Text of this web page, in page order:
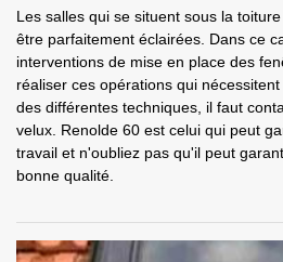
Les salles qui se situent sous la
être parfaitement éclairées. Dans ce
interventions de mise en place des
réaliser ces opérations qui
des différentes techniques, il faut
velux. Renolde 60 est celui qui peut
travail et n'oubliez pas qu'il peut
bonne qualité.